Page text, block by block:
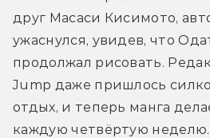
друг Масаси Кисимото,
ужаснулся, увидев, что
продолжал рисовать.
Jump даже пришлось
отдых, и теперь манга
каждую четвёртую неделю.